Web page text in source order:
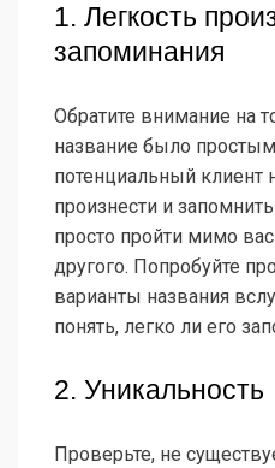
1. Легкость
запоминания
Обратите внимание на
название было
потенциальный клиент
произнести и
просто пройти мимо
другого. Попробуйте
варианты названия
понять, легко ли его
2. Уникальность
Проверьте, не